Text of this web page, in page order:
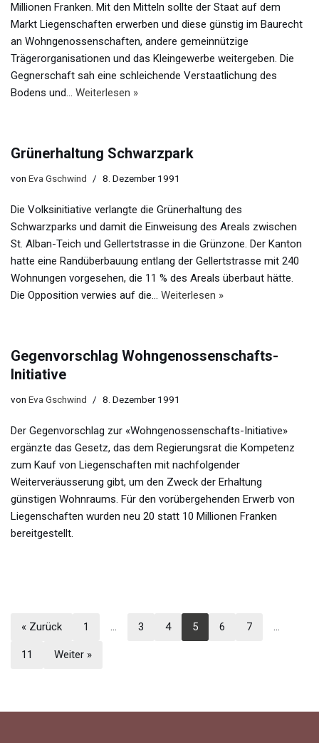
Millionen Franken. Mit den Mitteln sollte der Staat auf dem
Markt Liegenschaften erwerben und diese günstig im Baurecht
an Wohngenossenschaften, andere gemeinnützige
Trägerorganisationen und das Kleingewerbe weitergeben. Die
Gegnerschaft sah eine schleichende Verstaatlichung des
Bodens und… Weiterlesen »
Grünerhaltung Schwarzpark
von Eva Gschwind 8. Dezember 1991
Die Volksinitiative verlangte die Grünerhaltung des
Schwarzparks und damit die Einweisung des Areals zwischen
St. Alban-Teich und Gellertstrasse in die Grünzone. Der Kanton
hatte eine Randüberbauung entlang der Gellertstrasse mit 240
Wohnungen vorgesehen, die 11 % des Areals überbaut hätte.
Die Opposition verwies auf die… Weiterlesen »
Gegenvorschlag Wohngenossenschafts-
Initiative
von Eva Gschwind 8. Dezember 1991
Der Gegenvorschlag zur «Wohngenossenschafts-Initiative»
ergänzte das Gesetz, das dem Regierungsrat die Kompetenz
zum Kauf von Liegenschaften mit nachfolgender
Weiterveräusserung gibt, um den Zweck der Erhaltung
günstigen Wohnraums. Für den vorübergehenden Erwerb von
Liegenschaften wurden neu 20 statt 10 Millionen Franken
bereitgestellt.
« Zurück 1 … 3 4 5 6 7 …
11 Weiter »